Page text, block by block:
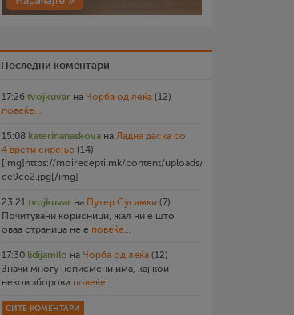
Последни коментари
17:26 tvojkuvar на Чорба од леќа (12)
повеќе...
15:08 katerinanaskova на Ладна даска со
4 врсти сирење (14)
[img]https://moirecepti.mk/content/uploads/2026/07/
ce9ce2.jpg[/img]
23:21 tvojkuvar на Путер Сусамки (7)
Почитувани корисници, жал ни е што
оваа страница не е повеќе...
17:30 lidijamilo на Чорба од леќа (12)
Значи многу неписмени има, кај кои
некои зборови повеќе...
СИТЕ КОМЕНТАРИ